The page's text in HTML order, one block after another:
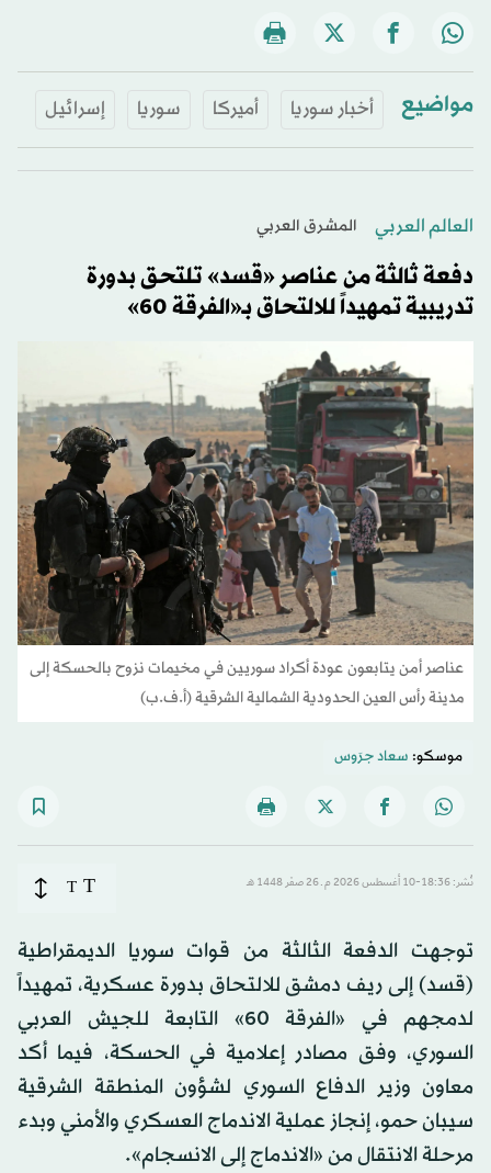
مواضيع أخبار سوريا أميركا سوريا إسرائيل
العالم العربي المشرق العربي
دفعة ثالثة من عناصر «قسد» تلتحق بدورة
تدريبية تمهيداً للالتحاق بـ«الفرقة 60»
عناصر أمن يتابعون عودة أكراد سوريين في مخيمات نزوح بالحسكة إلى
مدينة رأس العين الحدودية الشمالية الشرقية (أ.ف.ب)
موسكو: سعاد جرَوس
نُشر: 18:36-10 أغسطس 2026 م ـ 26 صفَر 1448 هـ T
T
توجهت الدفعة الثالثة من قوات سوريا الديمقراطية
(قسد) إلى ريف دمشق للالتحاق بدورة عسكرية، تمهيداً
لدمجهم في «الفرقة 60» التابعة للجيش العربي
السوري، وفق مصادر إعلامية في الحسكة، فيما أكد
معاون وزير الدفاع السوري لشؤون المنطقة الشرقية
سيبان حمو، إنجاز عملية الاندماج العسكري والأمني وبدء
مرحلة الانتقال من «الاندماج إلى الانسجام».